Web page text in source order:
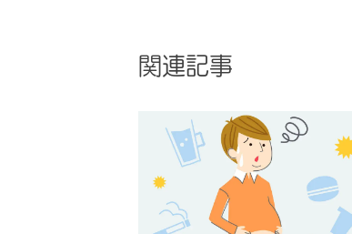
関連記事